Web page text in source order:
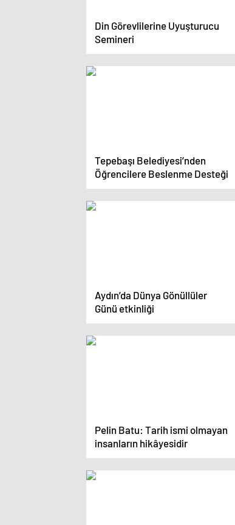
Din Görevlilerine Uyuşturucu
Semineri
Tepebaşı Belediyesi’nden
Öğrencilere Beslenme Desteği
Aydın’da Dünya Gönüllüler
Günü etkinliği
Pelin Batu: Tarih ismi olmayan
insanların hikâyesidir